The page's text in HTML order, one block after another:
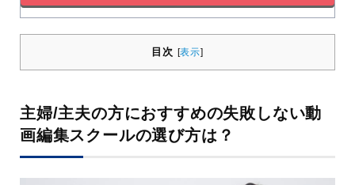
目次 [表示]
主婦/主夫の方におすすめの失敗しない動
画編集スクールの選び方は？